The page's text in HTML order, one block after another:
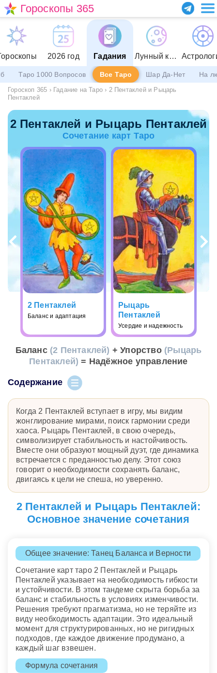
Гороскопы 365
2026 год Гадания Лунный календарь
Таро 1000 Вопросов Все Таро Шар Да-Нет На
Гороскоп 365 › Гадание на Таро › 2 Пентаклей и Рыцарь
Пентаклей
2 Пентаклей и Рыцарь Пентаклей
Сочетание карт Таро
2 Пентаклей
Баланс и адаптация
Рыцарь
Пентаклей
Усердие и надежность
Баланс (2 Пентаклей) + Упорство (Рыцарь
Пентаклей) = Надёжное управление
Содержание
Когда 2 Пентаклей вступает в игру, мы видим
жонглирование мирами, поиск гармонии среди
хаоса. Рыцарь Пентаклей, в свою очередь,
символизирует стабильность и настойчивость.
Вместе они образуют мощный дуэт, где динамика
встречается с преданностью делу. Этот союз
говорит о необходимости сохранять баланс,
двигаясь к цели не спеша, но уверенно.
2 Пентаклей и Рыцарь Пентаклей:
Основное значение сочетания
Общее значение: Танец Баланса и Верности
Сочетание карт таро 2 Пентаклей и Рыцарь
Пентаклей указывает на необходимость гибкости
и устойчивости. В этом тандеме скрыта борьба за
баланс и стабильность в условиях изменчивости.
Решения требуют прагматизма, но не теряйте из
виду необходимость адаптации. Это идеальный
момент для структурированных, но не ригидных
подходов, где каждое движение продумано, а
каждый шаг взвешен.
Формула сочетания